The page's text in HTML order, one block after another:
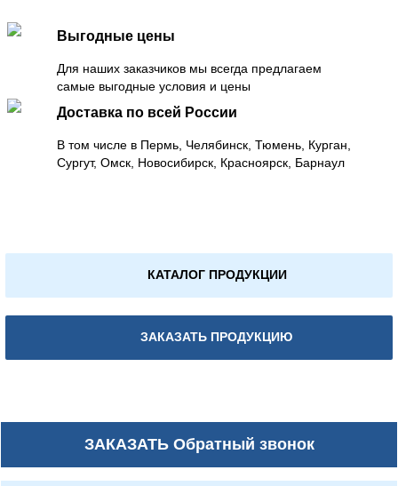
Выгодные цены
Для наших заказчиков мы всегда предлагаем
самые выгодные условия и цены
Доставка по всей России
В том числе в Пермь, Челябинск, Тюмень, Курган,
Сургут, Омск, Новосибирск, Красноярск, Барнаул
КАТАЛОГ ПРОДУКЦИИ
ЗАКАЗАТЬ ПРОДУКЦИЮ
ЗАКАЗАТЬОбратный звонок